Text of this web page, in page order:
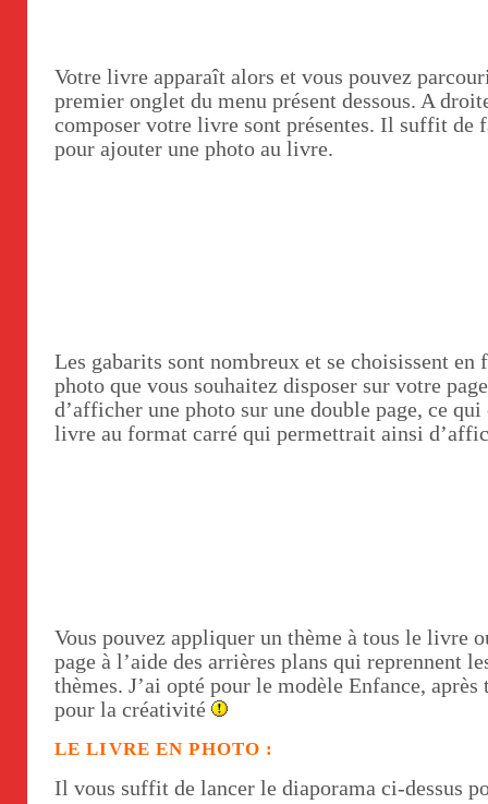
Votre livre apparaît alors et vous pouvez
premier onglet du menu présent dessous. A
composer votre livre sont présentes. Il suffit de
pour ajouter une photo au livre.
Les gabarits sont nombreux et se choisissent en
photo que vous souhaitez disposer sur votre
d’afficher une photo sur une double page, ce
livre au format carré qui permettrait ainsi
Vous pouvez appliquer un thème à tous le livre
page à l’aide des arrières plans qui reprennent
thèmes. J’ai opté pour le modèle Enfance, après
pour la créativité
LE LIVRE EN PHOTO :
Il vous suffit de lancer le diaporama ci-dessus